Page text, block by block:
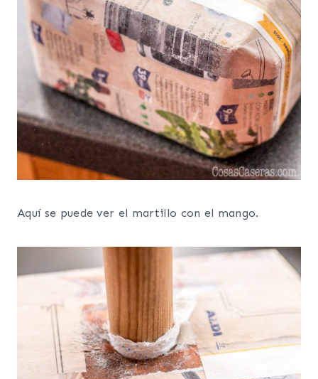
Aquí se puede ver el martillo con el mango.